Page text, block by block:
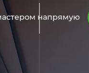
напрямую